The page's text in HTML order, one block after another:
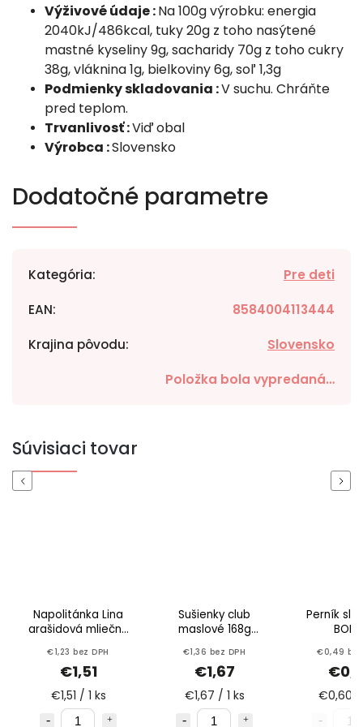
Výživové údaje :Na 100g výrobku: energia
2040kJ/486kcal, tuky 20g z toho nasýtené
mastné kyseliny 9g, sacharidy 70g z toho cukry
38g, vláknina 1g, bielkoviny 6g, soľ 1,3g
Podmienky skladovania :V suchu. Chráňte
pred teplom.
Trvanlivosť :Viď obal
Výrobca :Slovensko
Dodatočné parametre
Kategória: Pre deti
EAN: 8584004113444
Krajina pôvodu: Slovensko
Položka bola vypredaná…
Súvisiaci tovar
Previous
Napolitánka Lina
arašidová mliečna
€1,23 bez DPH
€1,51
€1,51 / 1 ks
Sušienky club
maslové 168g
€1,36 bez DPH
€1,67
€1,67 / 1 ks
Perník
€0,49 bez
€0,60 /
Next